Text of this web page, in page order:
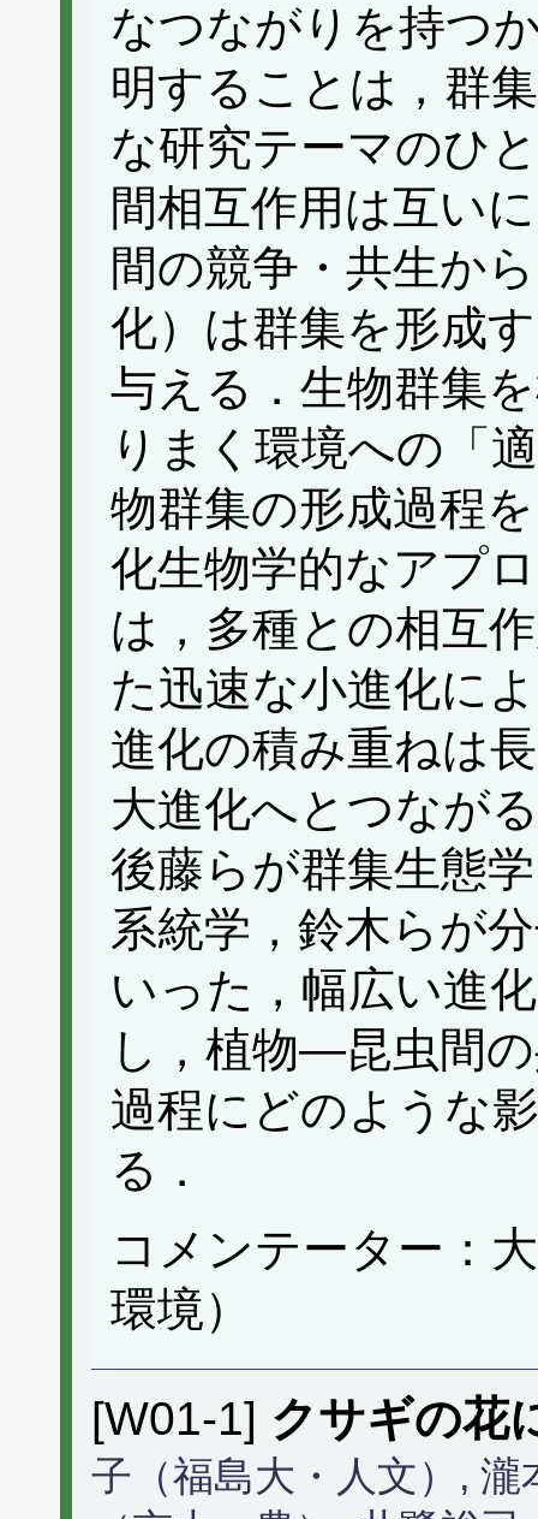
なつながりを持つ
明することは，群
な研究テーマのひ
間相互作用は互い
間の競争・共生か
化）は群集を形成
与える．生物群集
りまく環境への「
物群集の形成過程
化生物学的なアプ
は，多種との相互
た迅速な小進化に
進化の積み重ねは
大進化へとつなが
後藤らが群集生態
系統学，鈴木らが
いった，幅広い進
し，植物—昆虫間
過程にどのような
る．
コメンテーター：
環境）
[W01-1] クサギの花
子（福島大・人文）,